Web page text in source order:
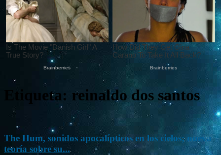
Etiqueta: reinaldo dos santos
The Hum, sonidos apocalípticos en los cielos; nueva
teoría sobre su...